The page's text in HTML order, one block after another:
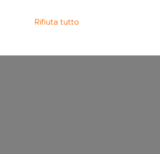
Rifiuta tutto